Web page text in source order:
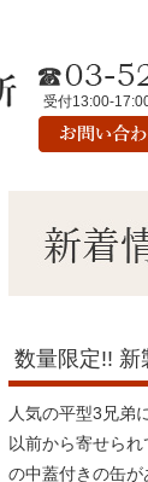
受付13:00-
数量限定!! 新
人気の平型3兄弟
以前から寄せら
の中蓋付きの缶